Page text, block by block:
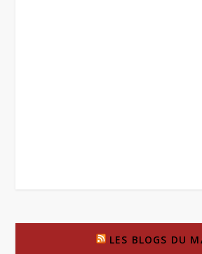
LES BLOGS DU